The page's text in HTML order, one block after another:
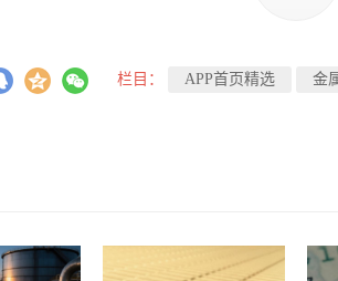
栏目： APP首页精选 金